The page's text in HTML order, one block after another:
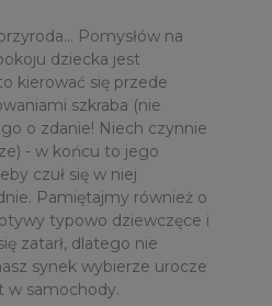
Pomysłów na
dziecka jest
kierować się przede
szkraba (nie
o zdanie! Niech czynnie
- w końcu to jego
czuł się w niej
Pamiętajmy również o
typowo dziewczęce i
zatarł, dlatego nie
synek wybierze urocze
w samochody.